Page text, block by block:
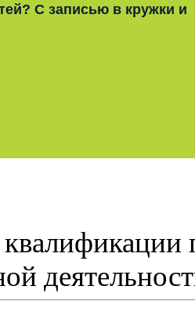
С записью в кружки и